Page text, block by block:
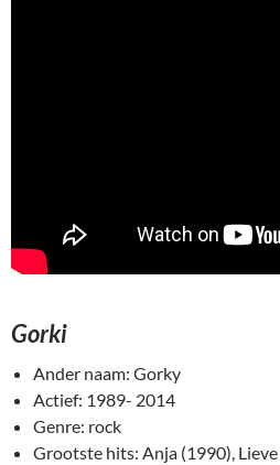
Gorki
Ander naam: Gorky
Actief: 1989- 2014
Genre: rock
Grootste hits: Anja (1990),